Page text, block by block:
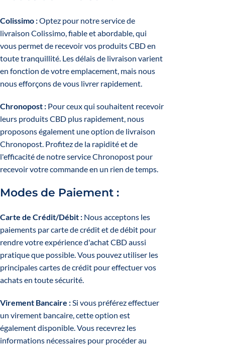
Colissimo :Optez pour notre service de
livraison Colissimo, fiable et abordable, qui
vous permet de recevoir vos produits CBD en
toute tranquillité. Les délais de livraison varient
en fonction de votre emplacement, mais nous
nous efforçons de vous livrer rapidement.
Chronopost : Pour ceux qui souhaitent recevoir
leurs produits CBD plus rapidement, nous
proposons également une option de livraison
Chronopost. Profitez de la rapidité et de
l'efficacité de notre service Chronopost pour
recevoir votre commande en un rien de temps.
Modes de Paiement :
Carte de Crédit/Débit : Nous acceptons les
paiements par carte de crédit et de débit pour
rendre votre expérience d'achat CBD aussi
pratique que possible. Vous pouvez utiliser les
principales cartes de crédit pour effectuer vos
achats en toute sécurité.
Virement Bancaire :Si vous préférez effectuer
un virement bancaire, cette option est
également disponible. Vous recevrez les
informations nécessaires pour procéder au